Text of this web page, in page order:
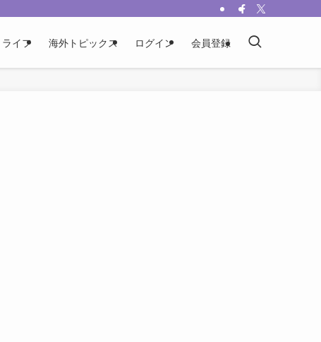
ライフ 海外トピックス ログイン 会員登録